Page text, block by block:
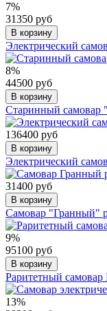
7%
31350 руб
В корзину
Электрический
8%
44500 руб
В корзину
Старинный самовар
136400 руб
В корзину
Электрический
31400 руб
В корзину
Самовар "Гранный"
9%
95100 руб
В корзину
Раритетный
13%